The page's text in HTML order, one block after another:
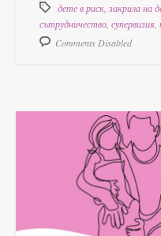
дете в риск закрила на
сътрудничество супервизия
Comments Disabled